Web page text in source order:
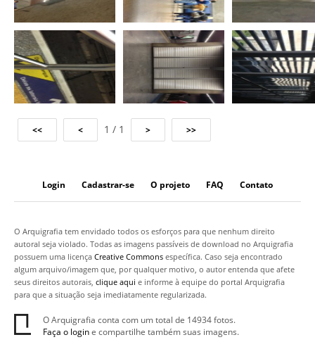
1 / 1
Login Cadastrar-se O projeto FAQ Contato
O Arquigrafia tem envidado todos os esforços para que nenhum direito
autoral seja violado. Todas as imagens passíveis de download no Arquigrafia
possuem uma licença Creative Commons específica. Caso seja encontrado
algum arquivo/imagem que, por qualquer motivo, o autor entenda que afete
seus direitos autorais, clique aqui e informe à equipe do portal Arquigrafia
para que a situação seja imediatamente regularizada.
O Arquigrafia conta com um total de 14934 fotos.
Faça o logine compartilhe também suas imagens.